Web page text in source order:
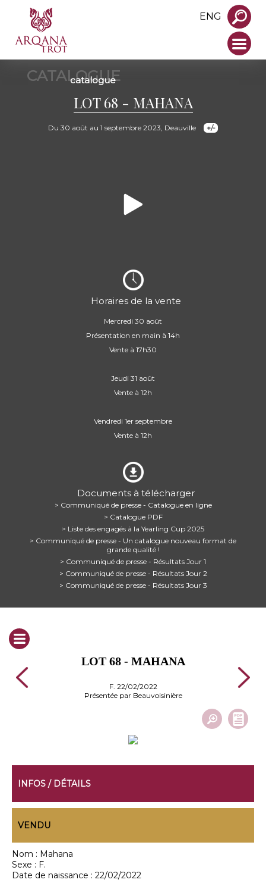
ENG
CATALOGUE
catalogue
LOT 68 - MAHANA
Du 30 août au 1 septembre 2023, Deauville
Horaires de la vente
Mercredi 30 août
Présentation en main à 14h
Vente à 17h30
Jeudi 31 août
Vente à 12h
Vendredi 1er septembre
Vente à 12h
Documents à télécharger
> Communiqué de presse - Catalogue en ligne
> Catalogue PDF
> Liste des engagés à la Yearling Cup 2025
> Communiqué de presse - Un catalogue nouveau format de
grande qualité !
> Communiqué de presse - Résultats Jour 1
> Communiqué de presse - Résultats Jour 2
> Communiqué de presse - Résultats Jour 3
LOT 68 - MAHANA
F. 22/02/2022
Présentée par Beauvoisinière
INFOS / DÉTAILS
VENDU
Nom : Mahana
Sexe : F.
Date de naissance : 22/02/2022